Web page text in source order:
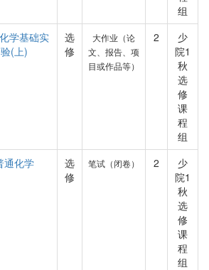
组
学基础实
验(上)
选
修
大作业（论
文、报告、项
目或作品等）
2
少
院1
秋
选
修
课
程
组
通化学
选
修
笔试（闭卷） 2
少
院1
秋
选
修
课
程
组